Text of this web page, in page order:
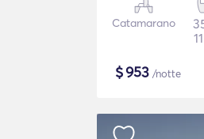
Catamarano
$953 /notte